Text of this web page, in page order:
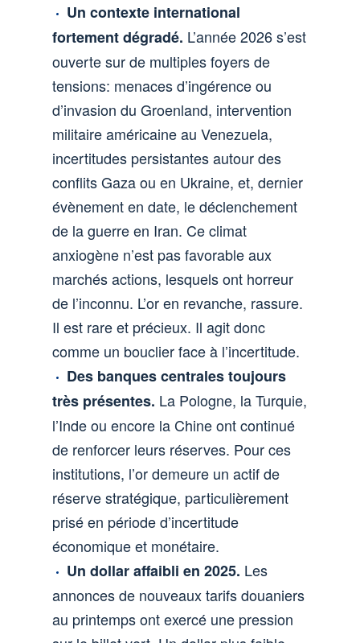
Un contexte international
fortement dégradé. L’année 2026 s’est
ouverte sur de multiples foyers de
tensions: menaces d’ingérence ou
d’invasion du Groenland, intervention
militaire américaine au Venezuela,
incertitudes persistantes autour des
conflits Gaza ou en Ukraine, et, dernier
évènement en date, le déclenchement
de la guerre en Iran. Ce climat
anxiogène n’est pas favorable aux
marchés actions, lesquels ont horreur
de l’inconnu. L’or en revanche, rassure.
Il est rare et précieux. Il agit donc
comme un bouclier face à l’incertitude.
Des banques centrales toujours
très présentes. La Pologne, la Turquie,
l’Inde ou encore la Chine ont continué
de renforcer leurs réserves. Pour ces
institutions, l’or demeure un actif de
réserve stratégique, particulièrement
prisé en période d’incertitude
économique et monétaire.
Un dollar affaibli en 2025. Les
annonces de nouveaux tarifs douaniers
au printemps ont exercé une pression